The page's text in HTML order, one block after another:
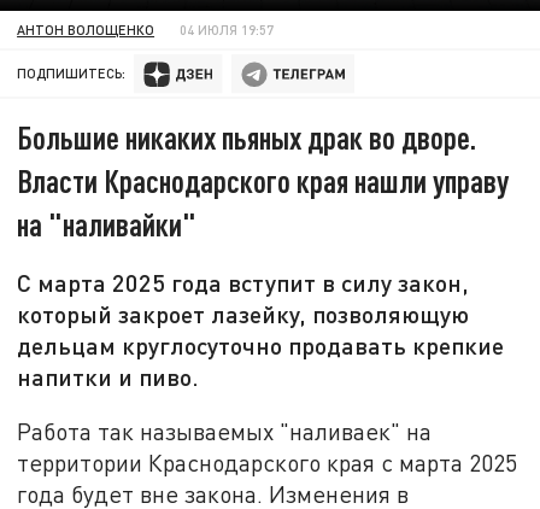
АНТОН ВОЛОЩЕНКО 04 ИЮЛЯ 19:57
ПОДПИШИТЕСЬ:
Большие никаких пьяных драк во дворе.
Власти Краснодарского края нашли управу
на "наливайки"
С марта 2025 года вступит в силу закон,
который закроет лазейку, позволяющую
дельцам круглосуточно продавать крепкие
напитки и пиво.
Работа так называемых "наливаек" на
территории Краснодарского края с марта 2025
года будет вне закона. Изменения в